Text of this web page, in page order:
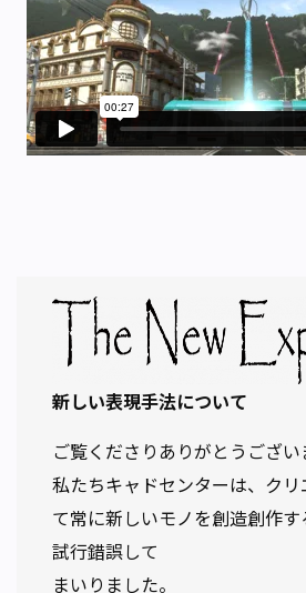
新しい表現手法について
ご覧くださりありがとうござい
私たちキャドセンターは、ク
て常に新しいモノを創造創作す
試行錯誤して
まいりました。